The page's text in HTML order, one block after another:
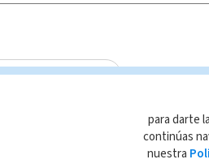
En Directo
total o parcial del contenido de
para darte
continúas
nuestra